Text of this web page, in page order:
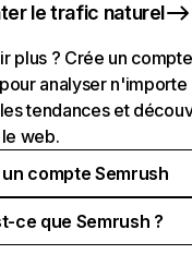
le trafic naturel
plus ? Crée un compte
analyser n'importe
tendances et
web.
compte Semrush
ce que Semrush ?